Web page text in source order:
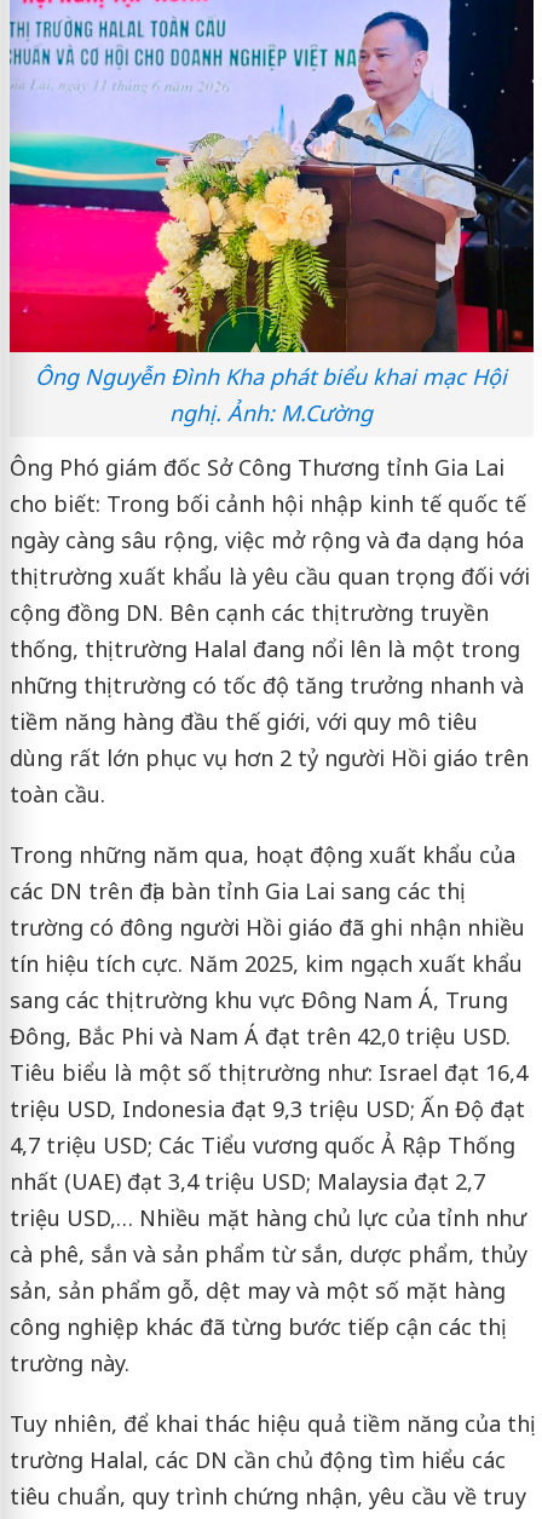
Ông Nguyễn Đình Kha phát biểu khai mạc Hội
nghị. Ảnh: M.Cường
Ông Phó giám đốc Sở Công Thương tỉnh Gia Lai
cho biết: Trong bối cảnh hội nhập kinh tế quốc tế
ngày càng sâu rộng, việc mở rộng và đa dạng hóa
thị trường xuất khẩu là yêu cầu quan trọng đối với
cộng đồng DN. Bên cạnh các thị trường truyền
thống, thị trường Halal đang nổi lên là một trong
những thị trường có tốc độ tăng trưởng nhanh và
tiềm năng hàng đầu thế giới, với quy mô tiêu
dùng rất lớn phục vụ hơn 2 tỷ người Hồi giáo trên
toàn cầu.
Trong những năm qua, hoạt động xuất khẩu của
các DN trên địa bàn tỉnh Gia Lai sang các thị
trường có đông người Hồi giáo đã ghi nhận nhiều
tín hiệu tích cực. Năm 2025, kim ngạch xuất khẩu
sang các thị trường khu vực Đông Nam Á, Trung
Đông, Bắc Phi và Nam Á đạt trên 42,0 triệu USD.
Tiêu biểu là một số thị trường như: Israel đạt 16,4
triệu USD, Indonesia đạt 9,3 triệu USD; Ấn Độ đạt
4,7 triệu USD; Các Tiểu vương quốc Ả Rập Thống
nhất (UAE) đạt 3,4 triệu USD; Malaysia đạt 2,7
triệu USD,… Nhiều mặt hàng chủ lực của tỉnh như
cà phê, sắn và sản phẩm từ sắn, dược phẩm, thủy
sản, sản phẩm gỗ, dệt may và một số mặt hàng
công nghiệp khác đã từng bước tiếp cận các thị
trường này.
Tuy nhiên, để khai thác hiệu quả tiềm năng của thị
trường Halal, các DN cần chủ động tìm hiểu các
tiêu chuẩn, quy trình chứng nhận, yêu cầu về truy